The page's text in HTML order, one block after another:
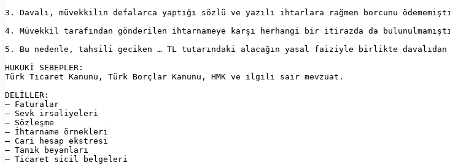
3. Davalı, müvekkilin defalarca yaptığı sözlü ve yazılı ihtarlara rağmen borcunu
4. Müvekkil tarafından gönderilen ihtarnameye karşı herhangi bir itirazda da
5. Bu nedenle, tahsili geciken … TL tutarındaki alacağın yasal faiziyle birlikte davalıdan
HUKUKİ SEBEPLER:
Türk Ticaret Kanunu, Türk Borçlar Kanunu, HMK ve ilgili sair mevzuat.
DELİLLER:
– Faturalar
– Sevk irsaliyeleri
– Sözleşme
– İhtarname örnekleri
– Cari hesap ekstresi
– Tanık beyanları
– Ticaret sicil belgeleri